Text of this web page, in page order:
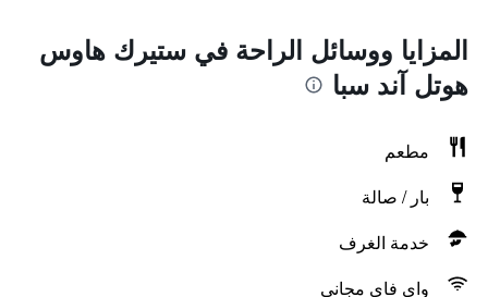
المزايا ووسائل الراحة في ستيرك هاوس
هوتل آند سبا
مطعم
بار / صالة
خدمة الغرف
واي فاي مجاني